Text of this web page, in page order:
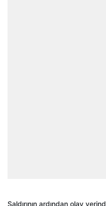
Saldırının ardından olay